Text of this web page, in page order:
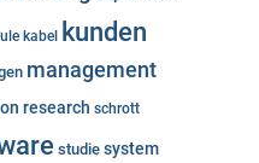
kabel kunden
management
research schrott
studie system